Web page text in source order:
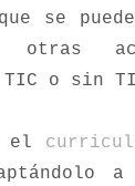
se puede
otras
o sin
el
a